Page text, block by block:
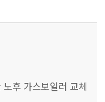
후 가스보일러 교체